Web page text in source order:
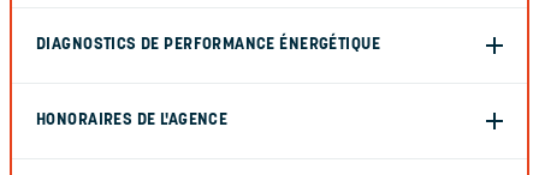
DIAGNOSTICS DE PERFORMANCE ÉNERGÉTIQUE
HONORAIRES DE L'AGENCE